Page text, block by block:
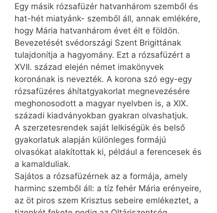
Egy másik rózsafüzér hatvanhárom szemből és
hat-hét miatyánk- szemből áll, annak emlékére,
hogy Mária hatvanhárom évet élt e földön.
Bevezetését svédországi Szent Brigittának
tulajdonítja a hagyomány. Ezt a rózsafüzért a
XVII. század elején német imakönyvek
koronának is nevezték. A korona szó egy-egy
rózsafüzéres áhítatgyakorlat megnevezésére
meghonosodott a magyar nyelvben is, a XIX.
századi kiadványokban gyakran olvashatjuk.
A szerzetesrendek saját lelkiségük és belső
gyakorlatuk alapján különleges formájú
olvasókat alakítottak ki, például a ferencesek és
a kamalduliak.
Sajátos a rózsafüzérnek az a formája, amely
harminc szemből áll: a tíz fehér Mária erényeire,
az öt piros szem Krisztus sebeire emlékeztet, a